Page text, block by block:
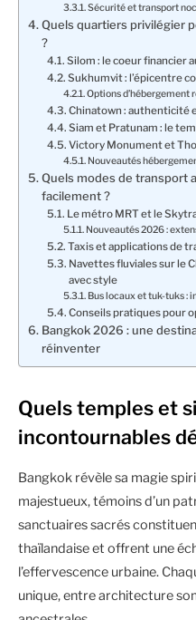
Sécurité et transport
Quels quartiers privilégier
?
Silom : le coeur financier
Sukhumvit : l’épicentre
Options d’hébergement
Chinatown : authenticité
Siam et Pratunam : le
Victory Monument et
Nouveautés
Quels modes de transport
facilement ?
Le métro MRT et le
Nouveautés 2026 :
Taxis et applications de
Navettes fluviales sur le
avec style
Bus locaux et tuk-tuks :
Conseils pratiques pour
Bangkok 2026 : une
réinventer
Quels temples et
incontournables
Bangkok révèle sa magie
majestueux, témoins d’un
sanctuaires sacrés
thaïlandaise et offrent une
l’effervescence urbaine.
unique, entre architecture